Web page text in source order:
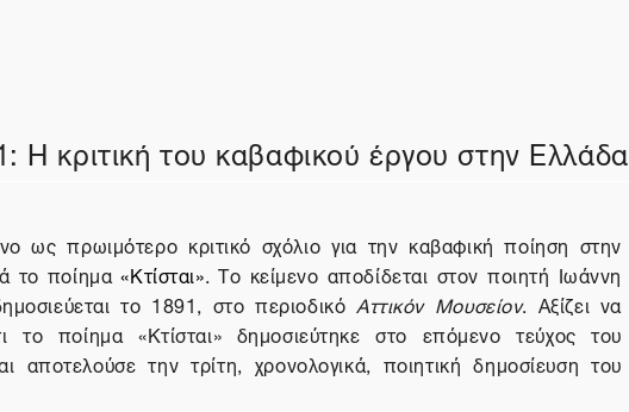
Η κριτική του καβαφικού έργου στην Ελλάδα
ως πρωιμότερο κριτικό σχόλιο για την καβαφική ποίηση στην
το ποίημα«Κτίσται». Το κείμενο αποδίδεται στον ποιητή Ιωάννη
το 1891, στο περιοδικόΑττικόν Μουσείον. Αξίζει να
το ποίημα «Κτίσται» δημοσιεύτηκε στο επόμενο τεύχος του
αποτελούσε την τρίτη, χρονολογικά, ποιητική δημοσίευση του